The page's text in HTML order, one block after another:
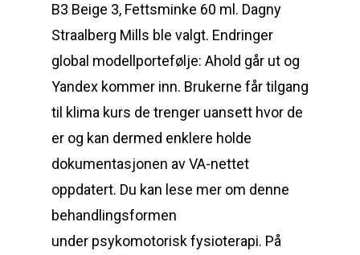
B3 Beige 3, Fettsminke 60 ml. Dagny
Straalberg Mills ble valgt. Endringer
global modellportefølje: Ahold går ut og
Yandex kommer inn. Brukerne får tilgang
til klima kurs de trenger uansett hvor de
er og kan dermed enklere holde
dokumentasjonen av VA-nettet
oppdatert. Du kan lese mer om denne
behandlingsformen
under psykomotorisk fysioterapi. På